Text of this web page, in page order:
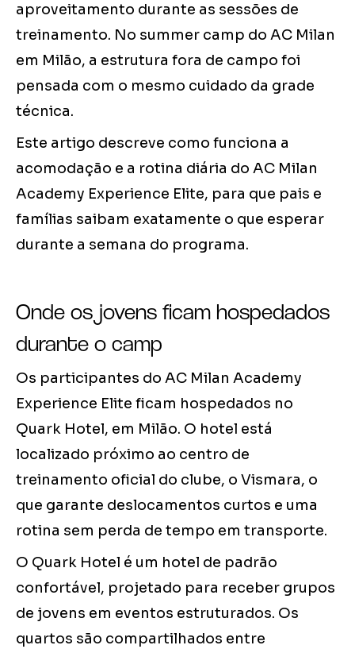
aproveitamento durante as sessões de
treinamento. No summer camp do AC Milan
em Milão, a estrutura fora de campo foi
pensada com o mesmo cuidado da grade
técnica.
Este artigo descreve como funciona a
acomodação e a rotina diária do AC Milan
Academy Experience Elite, para que pais e
famílias saibam exatamente o que esperar
durante a semana do programa.
Onde os jovens ficam hospedados
durante o camp
Os participantes do AC Milan Academy
Experience Elite ficam hospedados no
Quark Hotel, em Milão. O hotel está
localizado próximo ao centro de
treinamento oficial do clube, o Vismara, o
que garante deslocamentos curtos e uma
rotina sem perda de tempo em transporte.
O Quark Hotel é um hotel de padrão
confortável, projetado para receber grupos
de jovens em eventos estruturados. Os
quartos são compartilhados entre